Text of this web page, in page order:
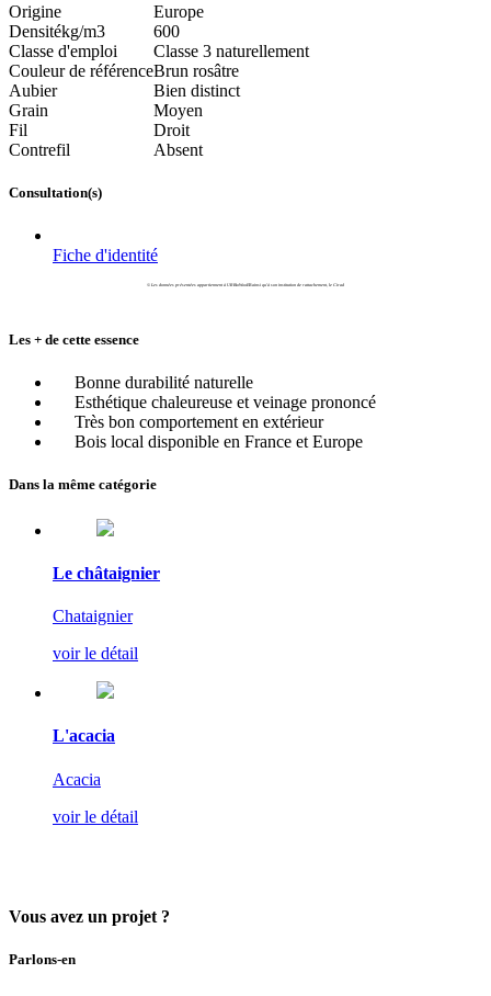
Origine
Europe
Densitékg/m3
600
Classe d'emploi
Classe 3 naturellement
Couleur de référenceBrun rosâtre
Aubier
Bien distinct
Grain
Moyen
Fil
Droit
Contrefil
Absent
Consultation(s)
Fiche d'identité
© Les données présentées appartiennent à UR BioWooEB ainsi qu'à son institution de rattachement, le Cirad
Les + de cette essence
Bonne durabilité naturelle
Esthétique chaleureuse et veinage prononcé
Très bon comportement en extérieur
Bois local disponible en France et Europe
Dans la même catégorie
Le châtaignier
Chataignier
voir le détail
L'acacia
Acacia
voir le détail
Vous avez un projet ?
Parlons-en